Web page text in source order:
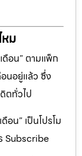
ม
ดือน” ตามแพ็ก
อนอยู่แล้ว ซึ่ง
ตทั่วไป
อน” เป็นโปรโม
Subscribe